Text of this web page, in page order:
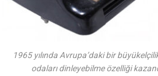
1965 yılında Avrupa’daki bir
odaları dinleyebilme özelliği